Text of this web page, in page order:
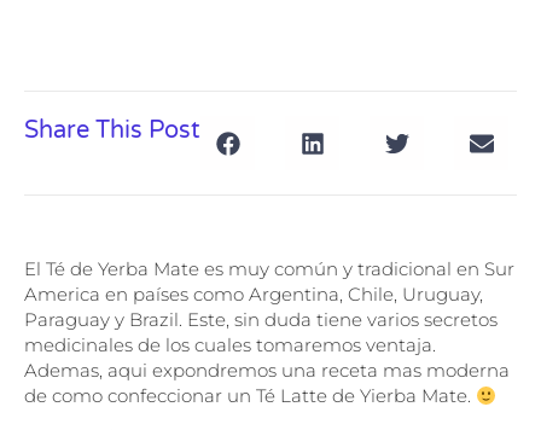
Share This Post
El Té de Yerba Mate es muy común y tradicional en Sur
America en países como Argentina, Chile, Uruguay,
Paraguay y Brazil. Este, sin duda tiene varios secretos
medicinales de los cuales tomaremos ventaja.
Ademas, aqui expondremos una receta mas moderna
de como confeccionar un Té Latte de Yierba Mate.